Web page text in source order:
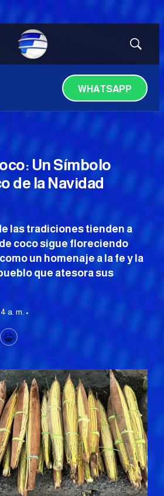
Mostrar
WHATSAPP
Un Símbolo
de la Navidad
las tradiciones tienden a
coco sigue floreciendo
un homenaje a la fe y la
que atesora sus
a. m. •
Print